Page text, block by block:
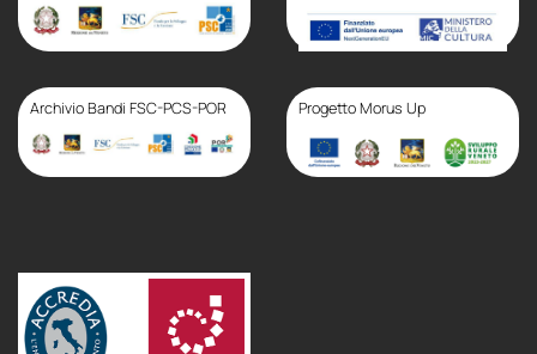
Progetto finanziato con
il PSC Veneto – Sezione
Speciale
Archivio Bandi FSC-PCS-POR Progetto Morus Up